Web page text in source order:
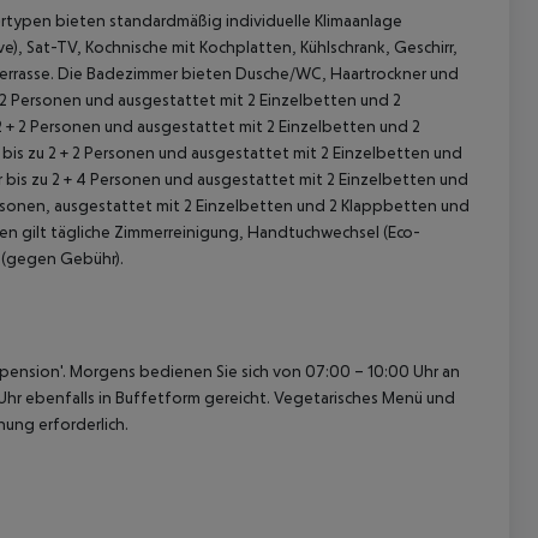
bieten standardmäßig individuelle Klimaanlage
Sat-TV, Kochnische mit Kochplatten, Kühlschrank, Geschirr,
Die Badezimmer bieten Dusche/WC, Haartrockner und
Personen und ausgestattet mit 2 Einzelbetten und 2
+ 2 Personen und ausgestattet mit 2 Einzelbetten und 2
bis zu 2 + 2 Personen und ausgestattet mit 2 Einzelbetten und
bis zu 2 + 4 Personen und ausgestattet mit 2 Einzelbetten und
ausgestattet mit 2 Einzelbetten und 2 Klappbetten und
gilt tägliche Zimmerreinigung, Handtuchwechsel (Eco-
Gebühr).
Morgens bedienen Sie sich von 07:00 – 10:00 Uhr an
ebenfalls in Buffetform gereicht. Vegetarisches Menü und
erforderlich.